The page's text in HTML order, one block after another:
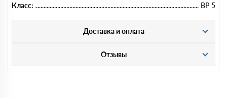
Класс:
ВР 5
Доставка и оплата
Отзывы